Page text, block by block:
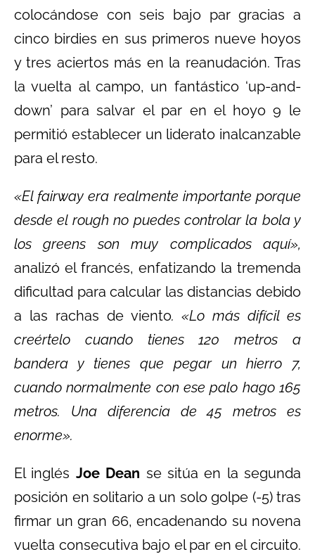
colocándose con seis bajo par gracias a
cinco birdies en sus primeros nueve hoyos
y tres aciertos más en la reanudación. Tras
la vuelta al campo, un fantástico ‘up-and-
down’ para salvar el par en el hoyo 9 le
permitió establecer un liderato inalcanzable
para el resto.
«El fairway era realmente importante porque
desde el rough no puedes controlar la bola y
los greens son muy complicados aquí»,
analizó el francés, enfatizando la tremenda
dificultad para calcular las distancias debido
a las rachas de viento. «Lo más difícil es
creértelo cuando tienes 120 metros a
bandera y tienes que pegar un hierro 7,
cuando normalmente con ese palo hago 165
metros. Una diferencia de 45 metros es
enorme».
El inglés Joe Dean se sitúa en la segunda
posición en solitario a un solo golpe (-5) tras
firmar un gran 66, encadenando su novena
vuelta consecutiva bajo el par en el circuito.